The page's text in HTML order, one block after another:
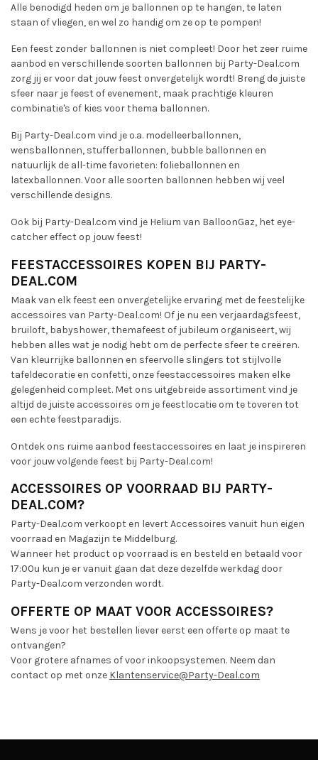
Alle benodigd heden om je ballonnen op te hangen, te laten
staan of vliegen, en wel zo handig om ze op te pompen!
Een feest zonder ballonnen is niet compleet! Door het zeer ruime
aanbod en verschillende soorten ballonnen bij Party-Deal.com
zorg jij er voor dat jouw feest onvergetelijk wordt! Breng de juiste
sfeer naar je feest of evenement, maak prachtige kleuren
combinatie's of kies voor thema ballonnen.
Bij Party-Deal.com vind je o.a. modelleerballonnen,
wensballonnen, stufferballonnen, bubble ballonnen en
natuurlijk de all-time favorieten: folieballonnen en
latexballonnen. Voor alle soorten ballonnen hebben wij veel
verschillende designs.
Ook bij Party-Deal.com vind je Helium van BalloonGaz, het eye-
catcher effect op jouw feest!
FEESTACCESSOIRES KOPEN BIJ PARTY-
DEAL.COM
Maak van elk feest een onvergetelijke ervaring met de feestelijke
accessoires van Party-Deal.com! Of je nu een verjaardagsfeest,
bruiloft, babyshower, themafeest of jubileum organiseert, wij
hebben alles wat je nodig hebt om de perfecte sfeer te creëren.
Van kleurrijke ballonnen en sfeervolle slingers tot stijlvolle
tafeldecoratie en confetti, onze feestaccessoires maken elke
gelegenheid compleet. Met ons uitgebreide assortiment vind je
altijd de juiste accessoires om je feestlocatie om te toveren tot
een echte feestparadijs.
Ontdek ons ruime aanbod feestaccessoires en laat je inspireren
voor jouw volgende feest bij Party-Deal.com!
ACCESSOIRES OP VOORRAAD BIJ PARTY-
DEAL.COM?
Party-Deal.com verkoopt en levert Accessoires vanuit hun eigen
voorraad en Magazijn te Middelburg.
Wanneer het product op voorraad is en besteld en betaald voor
17:00u kun je er vanuit gaan dat deze dezelfde werkdag door
Party-Deal.com verzonden wordt.
OFFERTE OP MAAT VOOR ACCESSOIRES?
Wens je voor het bestellen liever eerst een offerte op maat te
ontvangen?
Voor grotere afnames of voor inkoopsystemen. Neem dan
contact op met onze Klantenservice@Party-Deal.com